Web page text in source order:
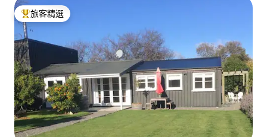
旅客精選榜首
旅客精選